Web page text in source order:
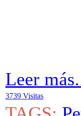
Leer
3739 Visitas